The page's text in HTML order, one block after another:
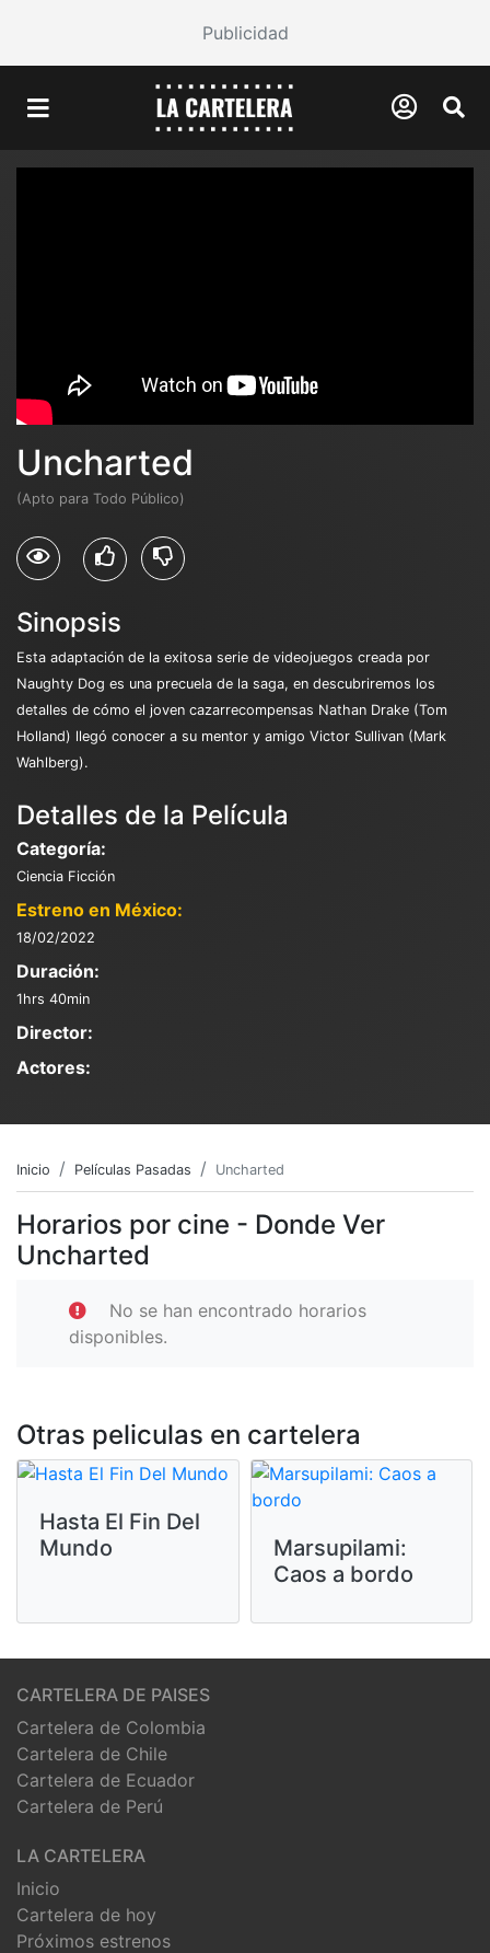
Publicidad
Uncharted
(Apto para Todo Público)
Sinopsis
Esta adaptación de la exitosa serie de videojuegos creada por
Naughty Dog es una precuela de la saga, en descubriremos los
detalles de cómo el joven cazarrecompensas Nathan Drake (Tom
Holland) llegó conocer a su mentor y amigo Victor Sullivan (Mark
Wahlberg).
Detalles de la Película
Categoría:
Ciencia Ficción
Estreno en México:
18/02/2022
Duración:
1hrs 40min
Director:
Actores:
Inicio Películas Pasadas Uncharted
Horarios por cine - Donde Ver
Uncharted
No se han encontrado horarios
disponibles.
Otras peliculas en cartelera
Hasta El Fin Del
Mundo
Marsupilami:
Caos a bordo
CARTELERA DE PAISES
Cartelera de Colombia
Cartelera de Chile
Cartelera de Ecuador
Cartelera de Perú
LA CARTELERA
Inicio
Cartelera de hoy
Próximos estrenos